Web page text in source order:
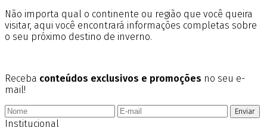
Não importa qual o continente ou região que você queira
visitar, aqui você encontrará informações completas sobre
o seu próximo destino de inverno.
Receba conteúdos exclusivos e promoções no seu e-
mail!
Enviar
Institucional